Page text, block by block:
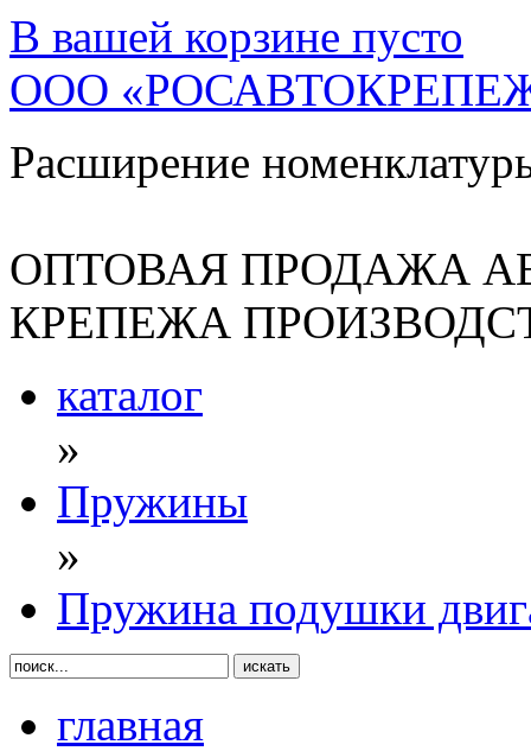
В вашей корзине пусто
ООО
Расширение
ОПТОВАЯ ПРОДАЖА
КРЕПЕЖА
каталог
»
Пружины
»
Пружина подушки
главная